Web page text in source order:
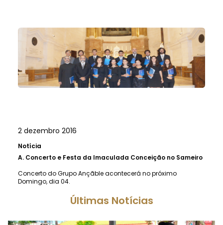
2 dezembro 2016
Notícia
A. Concerto e Festa da Imaculada Conceição no Sameiro
Concerto do Grupo Ançãble acontecerá no próximo
Domingo, dia 04.
Últimas Notícias